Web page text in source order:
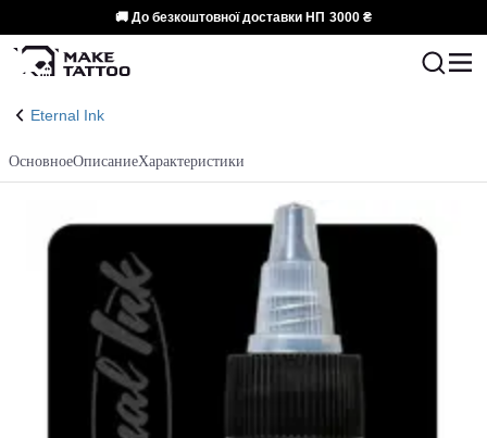
🚚 До безкоштовної доставки НП 3000 ₴
Eternal Ink
ОсновноеОписаниеХарактеристики